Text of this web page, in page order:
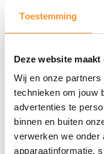
Toestemming
Deze website
Wij en onze
technieken om jouw
advertenties te
binnen en buiten
verwerken we onder
apparaatinformatie,